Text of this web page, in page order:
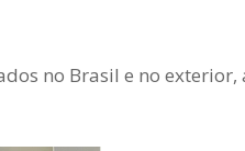
no Brasil e no